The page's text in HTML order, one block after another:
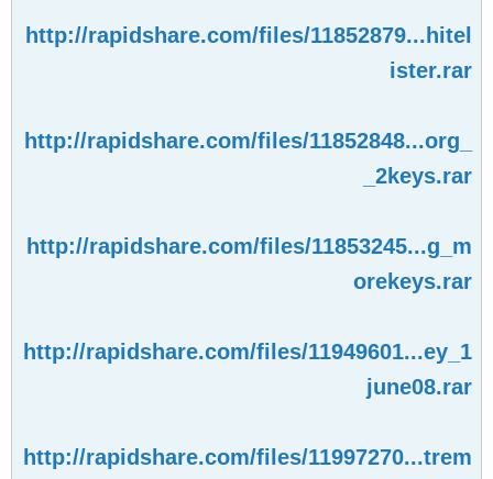
http://rapidshare.com/files/11852879...hitel
ister.rar
http://rapidshare.com/files/11852848...org_
_2keys.rar
http://rapidshare.com/files/11853245...g_m
orekeys.rar
http://rapidshare.com/files/11949601...ey_1
june08.rar
http://rapidshare.com/files/11997270...trem